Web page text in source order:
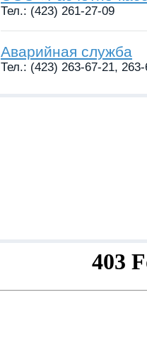
Тел.: (423) 261-27-09
Аварийная служба
Тел.: (423) 263-67-21,